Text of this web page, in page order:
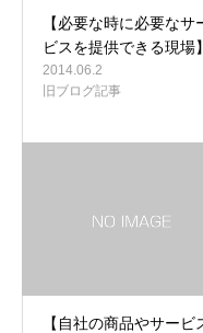
【必要な時に必要なサ
ビスを提供できる現場】
2014.06.2
旧ブログ記事
【自社の商品やサービ